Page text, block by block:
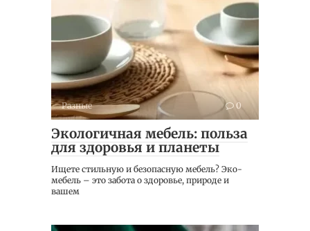
Разные 0
Экологичная мебель: польза
для здоровья и планеты
Ищете стильную и безопасную мебель? Эко-
мебель – это забота о здоровье, природе и
вашем